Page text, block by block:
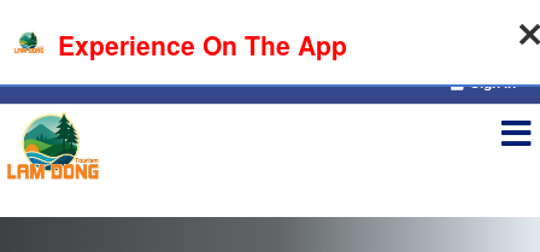
07-08-2026, 10:40:08
Sign in
Experience On The App